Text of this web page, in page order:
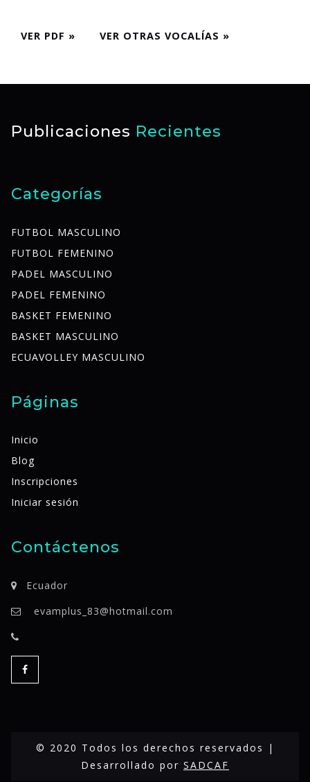
VER PDF » VER OTRAS VOCALÍAS »
Publicaciones Recientes
Categorías
FUTBOL MASCULINO
FUTBOL FEMENINO
PADEL MASCULINO
PADEL FEMENINO
BASKET FEMENINO
BASKET MASCULINO
ECUAVOLLEY MASCULINO
Páginas
Inicio
Blog
Inscripciones
Iniciar sesión
Contáctenos
Ecuador
evamplus_83@hotmail.com
© 2020 Todos los derechos reservados |
Desarrollado por SADCAF